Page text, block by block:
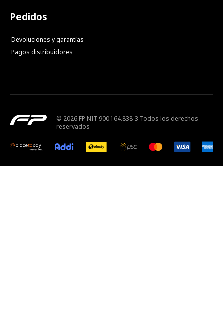
Pedidos
Devoluciones y garantías
Pagos distribuidores
© 2026 FP NIT 900.164.838-3 Todos los derechos
reservados